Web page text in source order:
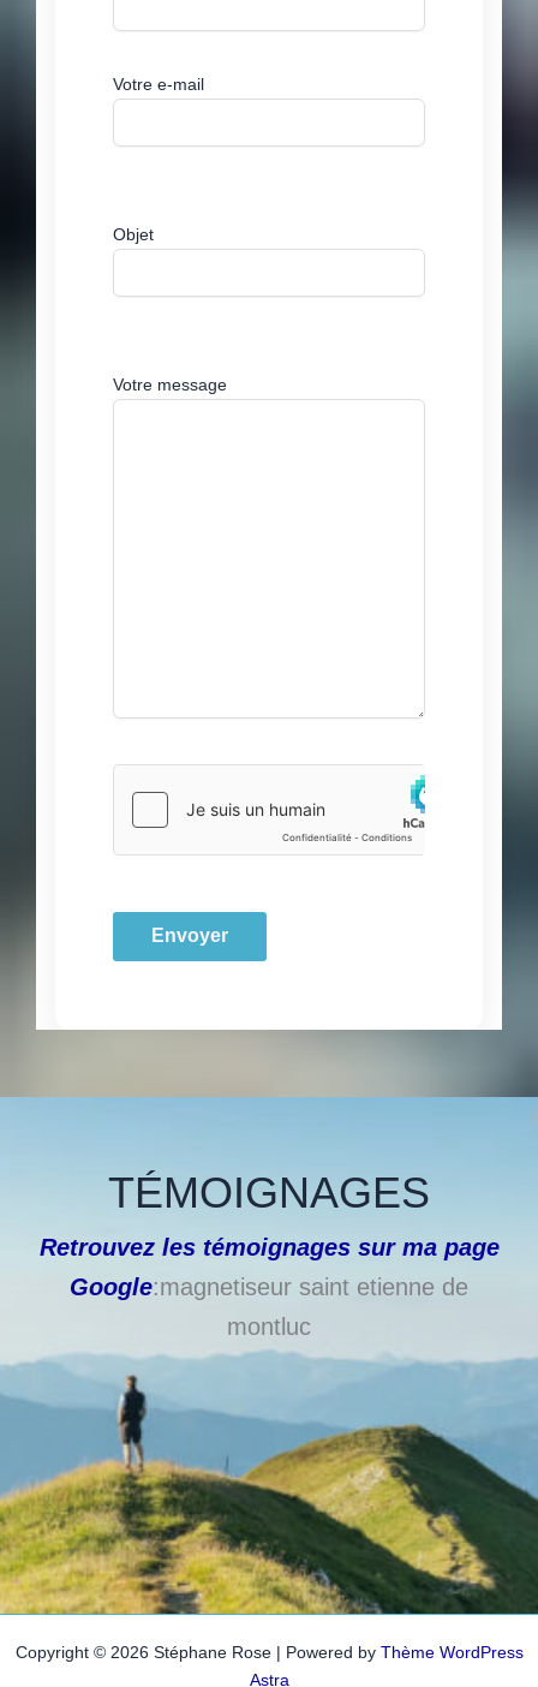
Votre e-mail
Objet
Votre message
TÉMOIGNAGES
Retrouvez les témoignages sur ma page
Google:magnetiseur saint etienne de
montluc
Copyright © 2026 Stéphane Rose | Powered by Thème WordPress
Astra